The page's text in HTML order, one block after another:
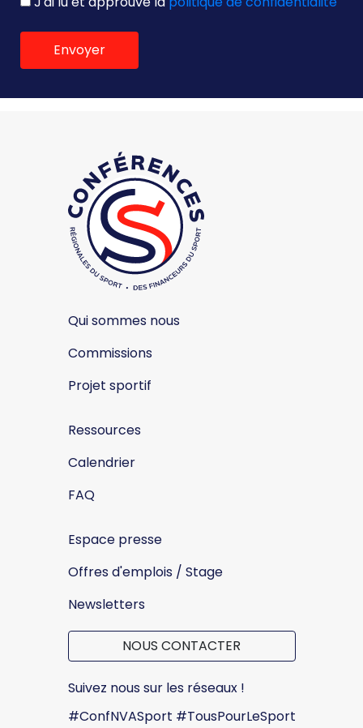
Envoyer
Qui sommes nous
Commissions
Projet sportif
Ressources
Calendrier
FAQ
Espace presse
Offres d'emplois / Stage
Newsletters
NOUS CONTACTER
Suivez nous sur les réseaux !
#ConfNVASport #TousPourLeSport